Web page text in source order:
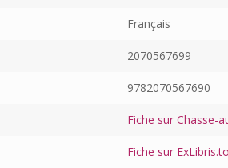
Français
2070567699
9782070567690
Fiche sur Chasse-
Fiche sur ExLibris.to